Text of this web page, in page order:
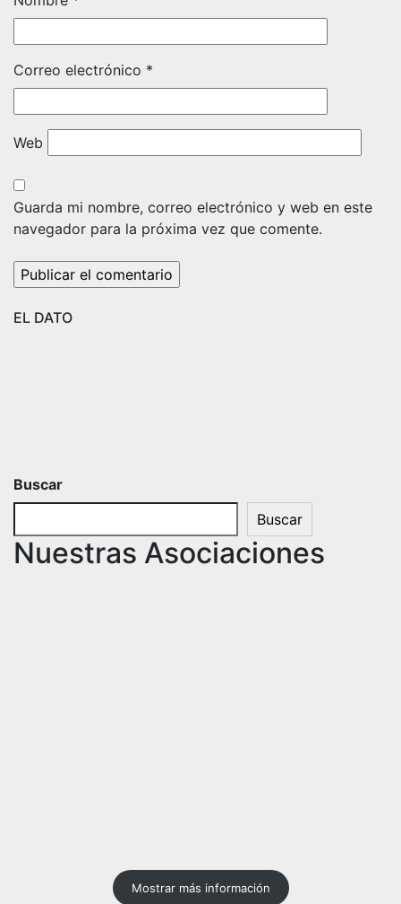
Correo electrónico *
Web
Guarda mi nombre, correo electrónico y web en este
navegador para la próxima vez que comente.
EL DATO
Buscar
Buscar
Nuestras Asociaciones
Mostrar más información